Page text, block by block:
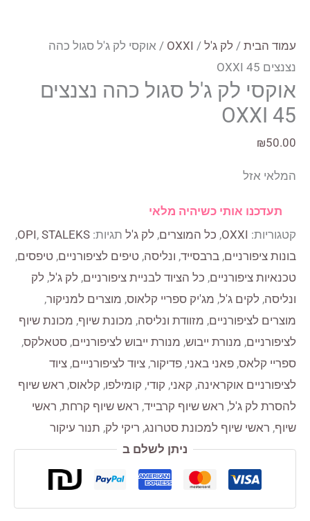
עמוד הבית / לק ג'ל /
OXXI / אוקסי לק ג'ל סגול כהה
נצנצים 45 OXXI
אוקסי לק ג'ל סגול כהה נצנצים
45 OXXI
₪50.00
המלאי אזל
תעדכנו אותי כשיהיה מלאי
קטגוריות: OXXI
, כל המוצרים, לק ג'ל תגיות: OPI, STALEKS
,
בונות ציפורניים, ברבסייד, ונליסה, טיפים לציפורניים, טיפסים,
טכנאיות ציפורניים, כל הציוד לבניית ציפורניים, לק ג'ל, לק
ונליסה, לקים ג'ל, מג'יק ספריי קלאוס, מוצרים למניקור,
מוצרים לציפורניים, מזוודת ונליסה, מכונת שיוף, מכונת שיוף
לציפורניים, מנורת ייבוש, מנורת ייבוש לציפורניים, סטאלקס,
ספריי קלאס, פאני באני, פדיקור, ציוד לציפורנייים, ציוד
לציפורניים אוקראינה, קאני, קודי, קומילפו, קלאוס, ראש שיוף
להסרת לק ג'ל, ראש שיוף קרבייד, ראש שיוף קרחת, ראשי
שיוף, ראשי שיוף למכונת סטרונג, ריקי לק, תנור עיקור
ניתן לשלם ב